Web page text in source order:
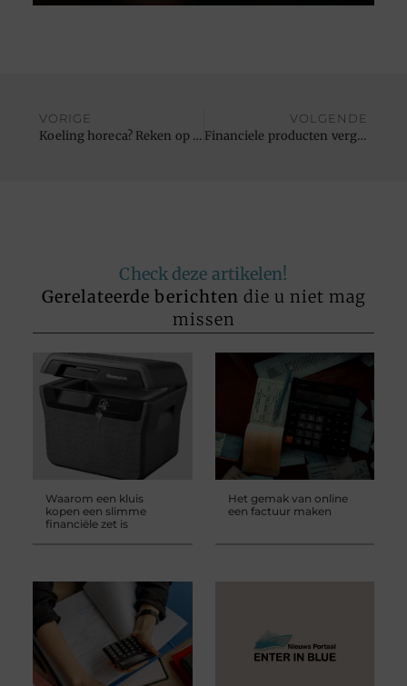
VORIGE
Koeling horeca? Reken op A-Aircool.be!
VOLGENDE
Financiele producten vergelijken
Check deze artikelen!
Gerelateerde berichten die u niet mag
missen
Waarom een kluis
kopen een slimme
financiële zet is
Het gemak van online
een factuur maken